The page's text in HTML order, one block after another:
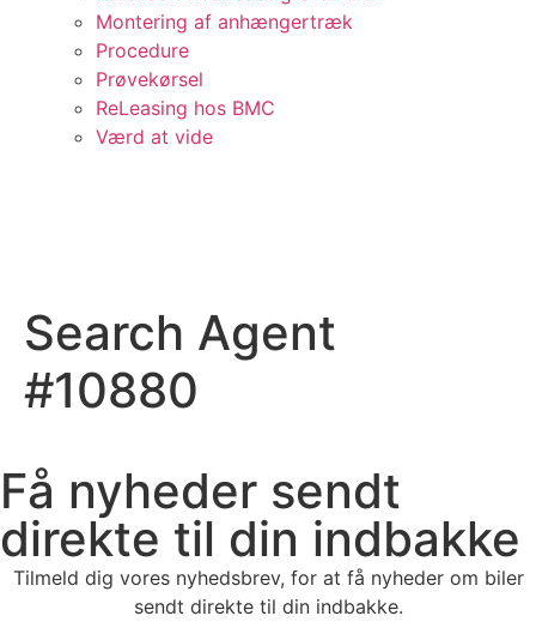
Montering af anhængertræk
Procedure
Prøvekørsel
ReLeasing hos BMC
Værd at vide
Search Agent
#10880
Få nyheder sendt
direkte til din indbakke
Tilmeld dig vores nyhedsbrev, for at få nyheder om biler
sendt direkte til din indbakke.